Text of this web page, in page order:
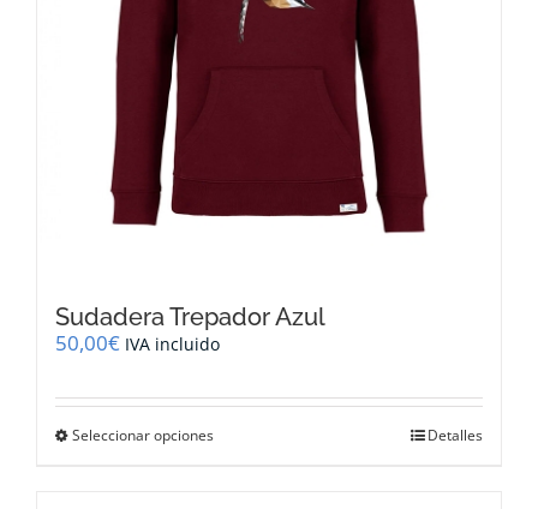
producto
Sudadera Trepador Azul
50,00€ IVA incluido
Seleccionar opciones Detalles